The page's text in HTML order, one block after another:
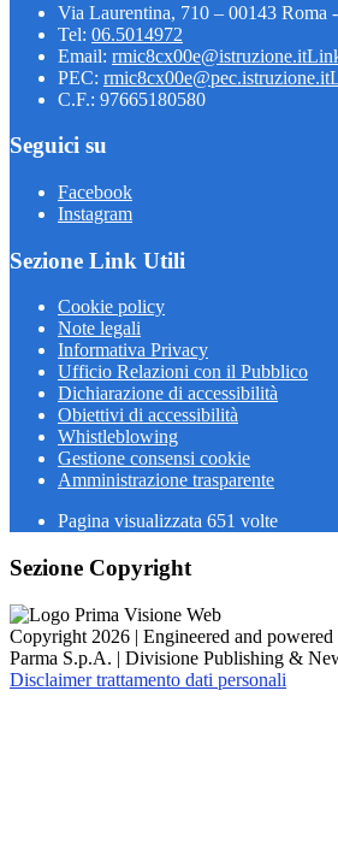
Via Laurentina, 710 – 00143 Roma
Tel: 06.5014972
Email: rmic8cx00e@istruzione.it
PEC: rmic8cx00e@pec.istruzione.it
C.F.: 97665180580
Seguici su
Facebook
Instagram
Sezione Link Utili
Cookie policy
Note legali
Informativa Privacy
Ufficio Relazioni con il Pubblico
Dichiarazione di accessibilità
Obiettivi di accessibilità
Whistleblowing
Gestione consensi cookie
Amministrazione trasparente
Pagina visualizzata 651 volte
Sezione Copyright
Copyright 2026 | Engineered and
Parma S.p.A. | Divisione Publishing &
Disclaimer trattamento dati personali